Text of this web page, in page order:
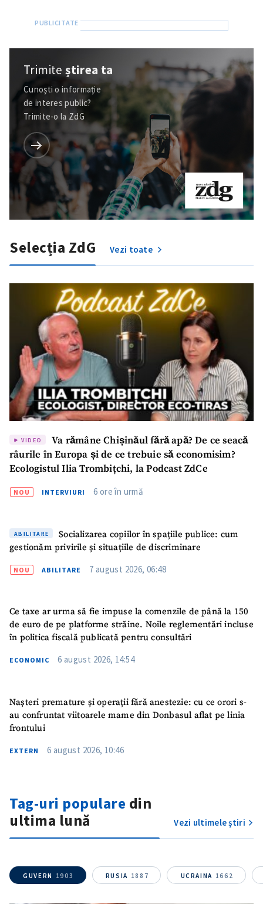
Trimiteștirea ta
Cunoști o informație
de interes public?
Trimite-o la ZdG
Selecția ZdG Vezi toate
VIDEO
Va rămâne Chișinăul fără apă? De ce seacă
râurile în Europa și de ce trebuie să economisim?
Ecologistul Ilia Trombițchi, la Podcast ZdCe
NOU INTERVIURI 6 ore în urmă
ABILITARE
Socializarea copiilor în spațiile publice: cum
gestionăm privirile și situațiile de discriminare
NOU ABILITARE 7 august 2026, 06:48
Ce taxe ar urma să fie impuse la comenzile de până la 150
de euro de pe platforme străine. Noile reglementări incluse
în politica fiscală publicată pentru consultări
ECONOMIC 6 august 2026, 14:54
Nașteri premature și operații fără anestezie: cu ce orori s-
au confruntat viitoarele mame din Donbasul aflat pe linia
frontului
EXTERN 6 august 2026, 10:46
Tag-uri populare din
ultima lună
Vezi ultimele știri
GUVERN 1903 RUSIA 1887 UCRAINA 1662
Titlu știre+ Adaugă titlu
Link media+ Link media
Mesajul știrei
+ Mesajul știrei